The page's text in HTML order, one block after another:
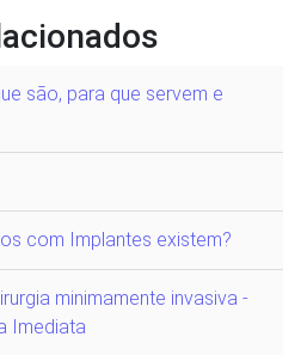
são, para que servem e
com Implantes existem?
minimamente invasiva -
Imediata